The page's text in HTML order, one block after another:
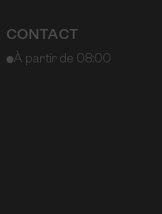
CONTACT
À partir de 08:00